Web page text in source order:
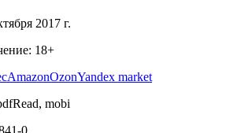
2017 г.
18+
AmazonOzonYandex market
mobi